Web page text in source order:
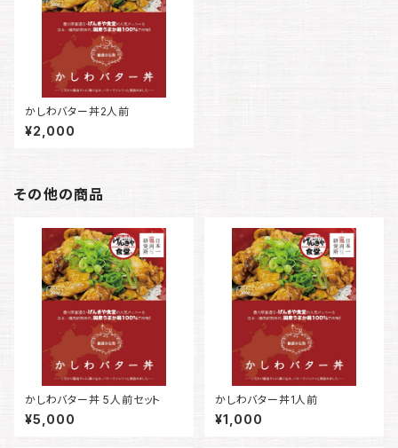
かしわバター丼2人前
¥2,000
その他の商品
かしわバター丼 5人前セット
¥5,000
かしわバター丼1人前
¥1,000